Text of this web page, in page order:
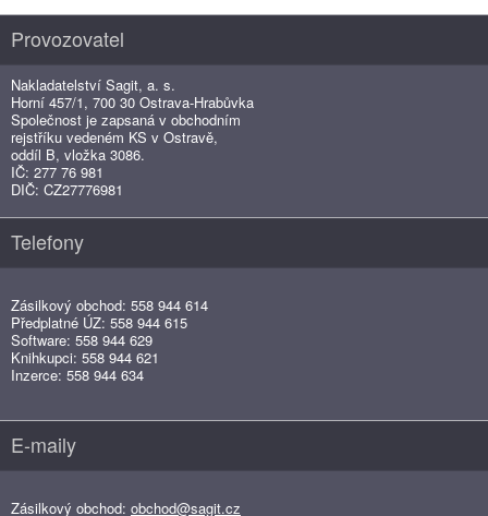
Provozovatel
Nakladatelství Sagit, a. s.
Horní 457/1, 700 30 Ostrava-Hrabůvka
Společnost je zapsaná v obchodním
rejstříku vedeném KS v Ostravě,
oddíl B, vložka 3086.
IČ: 277 76 981
DIČ: CZ27776981
Telefony
Zásilkový obchod: 558 944 614
Předplatné ÚZ: 558 944 615
Software: 558 944 629
Knihkupci: 558 944 621
Inzerce: 558 944 634
E-maily
Zásilkový obchod: obchod@sagit.cz